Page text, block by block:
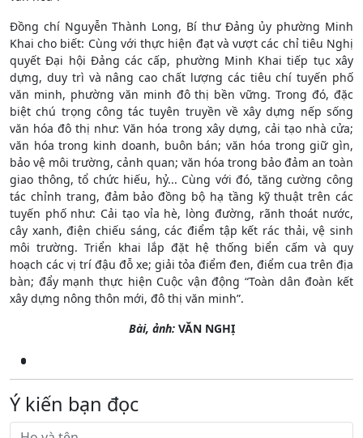
Đồng chí Nguyễn Thành Long, Bí thư Đảng ủy phường Minh
Khai cho biết: Cùng với thực hiện đạt và vượt các chỉ tiêu Nghị
quyết Đại hội Đảng các cấp, phường Minh Khai tiếp tục xây
dựng, duy trì và nâng cao chất lượng các tiêu chí tuyến phố
văn minh, phường văn minh đô thị bền vững. Trong đó, đặc
biệt chú trọng công tác tuyên truyền về xây dựng nếp sống
văn hóa đô thị như: Văn hóa trong xây dựng, cải tạo nhà cửa;
văn hóa trong kinh doanh, buôn bán; văn hóa trong giữ gìn,
bảo vệ môi trường, cảnh quan; văn hóa trong bảo đảm an toàn
giao thông, tổ chức hiếu, hỷ... Cùng với đó, tăng cường công
tác chỉnh trang, đảm bảo đồng bộ hạ tầng kỹ thuật trên các
tuyến phố như: Cải tạo vỉa hè, lòng đường, rãnh thoát nước,
cây xanh, điện chiếu sáng, các điểm tập kết rác thải, vệ sinh
môi trường. Triển khai lắp đặt hệ thống biển cấm và quy
hoạch các vị trí đậu đỗ xe; giải tỏa điểm đen, điểm cua trên địa
bàn; đẩy mạnh thực hiện Cuộc vận động “Toàn dân đoàn kết
xây dựng nông thôn mới, đô thị văn minh”.
Bài, ảnh: VĂN NGHỊ
Ý kiến bạn đọc